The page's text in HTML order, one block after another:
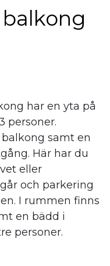
har en yta på
personer.
samt en
Här har du
eller
och parkering
I rummen finns
en bädd i
personer.